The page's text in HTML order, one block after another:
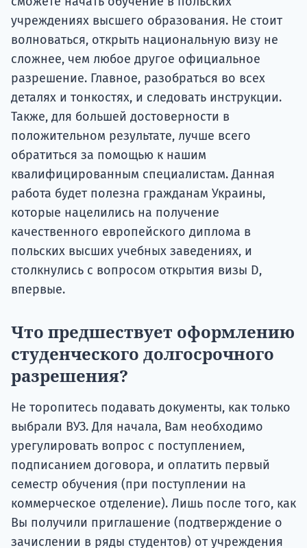
учреждениях высшего образования. Не стоит
волноваться, открыть национальную визу не
сложнее, чем любое другое официальное
разрешение. Главное, разобраться во всех
деталях и тонкостях, и следовать инструкции.
Также, для большей достоверности в
положительном результате, лучше всего
обратиться за помощью к нашим
квалифицированным специалистам. Данная
работа будет полезна гражданам Украины,
которые нацелились на получение
качественного европейского диплома в
польских высших учебных заведениях, и
столкнулись с вопросом открытия визы D,
впервые.
Что предшествует оформлению
студенческого долгосрочного
разрешения?
Не торопитесь подавать документы, как только
выбрали ВУЗ. Для начала, Вам необходимо
урегулировать вопрос с поступлением,
подписанием договора, и оплатить первый
семестр обучения (при поступлении на
коммерческое отделение). Лишь после того, как
Вы получили приглашение (подтверждение о
зачислении в ряды студентов) от учреждения